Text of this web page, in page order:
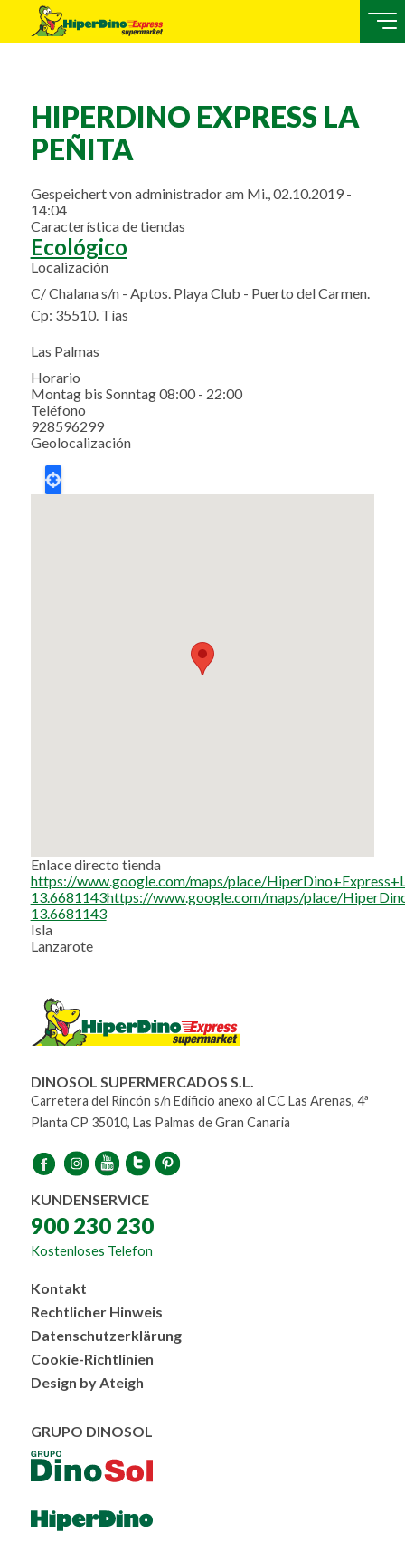
HIPERDINO EXPRESS LA
PEÑITA
Gespeichert vonadministradoram Mi., 02.10.2019 -
14:04
Característica de tiendas
Ecológico
Localización
C/ Chalana s/n - Aptos. Playa Club - Puerto del Carmen.
Cp: 35510. Tías
Las Palmas
Horario
Montag bis Sonntag 08:00 - 22:00
Teléfono
928596299
Geolocalización
Enlace directo tienda
https://www.google.com/maps/place/
13.6681143https://www.google.com/maps/place/
13.6681143
Isla
Lanzarote
DINOSOL SUPERMERCADOS S.L.
Carretera del Rincón s/n Edificio anexo al CC Las Arenas, 4ª
Planta CP 35010, Las Palmas de Gran Canaria
KUNDENSERVICE
900 230 230
Kostenloses Telefon
Menú
al
pie
Kontakt
Rechtlicher Hinweis
Datenschutzerklärung
Cookie-Richtlinien
Design by Ateigh
GRUPO DINOSOL